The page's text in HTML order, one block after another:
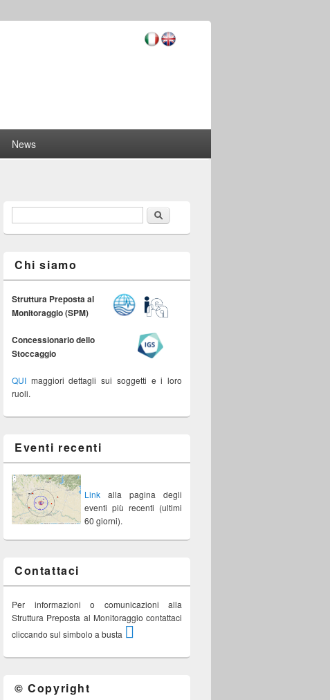
News
Form di ricerca Cerca
Chi siamo
Struttura Preposta al
Monitoraggio (SPM)
Concessionario dello
Stoccaggio
QUI maggiori dettagli sui soggetti e i loro
ruoli.
Eventi recenti
Link alla pagina degli
eventi più recenti (ultimi
60 giorni).
Contattaci
Per informazioni o comunicazioni alla
Struttura Preposta al Monitoraggio contattaci
cliccando sul simbolo a busta
© Copyright